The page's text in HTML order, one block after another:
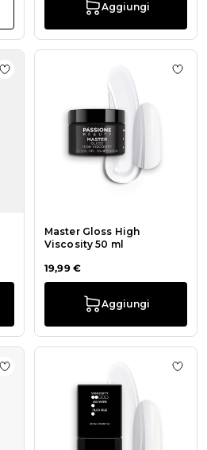
Aggiungi
Aggiungi alla wishlist Smalto
Master Gloss High
Viscosity 50 ml
19,99 €
Aggiungi
Aggiungi alla wishlist Holo Glitter